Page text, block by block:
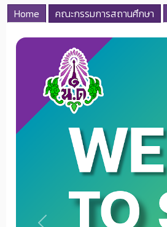
Home คณะกรรมการสถานศึกษา